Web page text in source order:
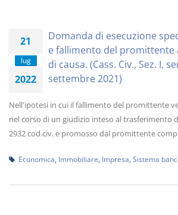
21
lug
2022
Domanda di esecuzione
e fallimento del promittente
di causa. (Cass. Civ., Sez. I,
settembre 2021)
Nell'ipotesi in cui il fallimento del promittente
nel corso di un giudizio inteso al trasferimento
2932 cod.civ. e promosso dal promittente
Economica Immobiliare Impresa Sistema